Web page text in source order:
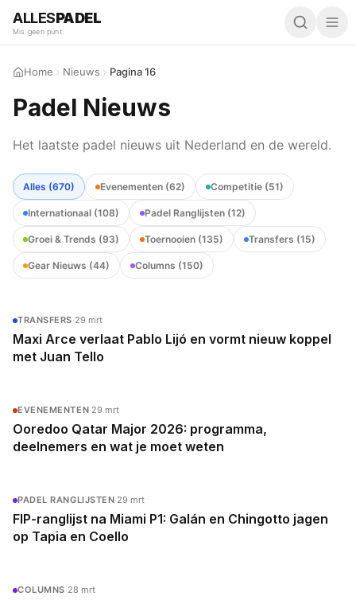
ALLESPADEL
Mis geen punt.
Home Nieuws Pagina 16
Padel Nieuws
Het laatste padel nieuws uit Nederland en de wereld.
Alles (670) Evenementen (62) Competitie (51)
Internationaal (108) Padel Ranglijsten (12)
Groei & Trends (93) Toernooien (135) Transfers (15)
Gear Nieuws (44) Columns (150)
TRANSFERS·29 mrt
Maxi Arce verlaat Pablo Lijó en vormt nieuw koppel
met Juan Tello
EVENEMENTEN·29 mrt
Ooredoo Qatar Major 2026: programma,
deelnemers en wat je moet weten
PADEL RANGLIJSTEN·29 mrt
FIP-ranglijst na Miami P1: Galán en Chingotto jagen
op Tapia en Coello
COLUMNS·28 mrt